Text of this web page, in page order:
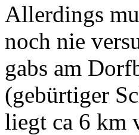
Allerdings
noch nie
gabs am
(gebürtiger
liegt ca 6 km